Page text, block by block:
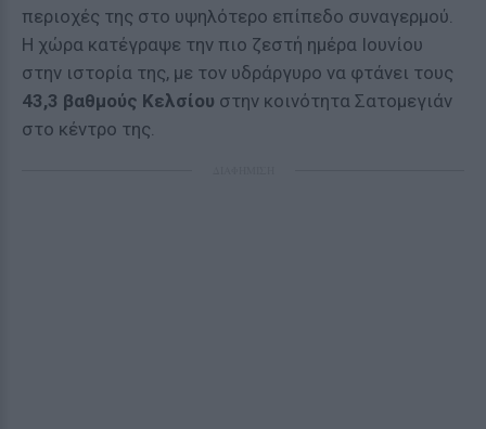
περιοχές της στο υψηλότερο επίπεδο συναγερμού.
Η χώρα κατέγραψε την πιο ζεστή ημέρα Ιουνίου
στην ιστορία της, με τον υδράργυρο να φτάνει τους
43,3 βαθμούς Κελσίου στην κοινότητα Σατομεγιάν
στο κέντρο της.